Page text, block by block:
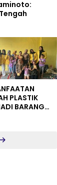
PLASTIK
BARANG